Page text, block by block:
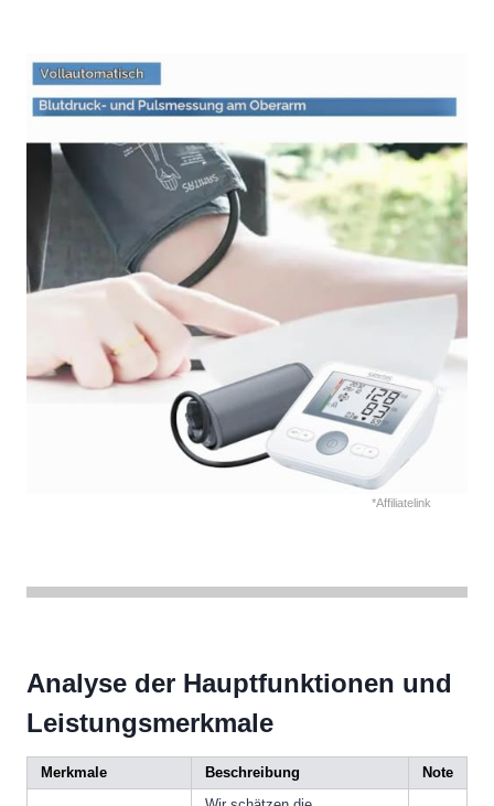
*Affiliatelink
Analyse der Hauptfunktionen und
Leistungsmerkmale
Merkmale Beschreibung
Note